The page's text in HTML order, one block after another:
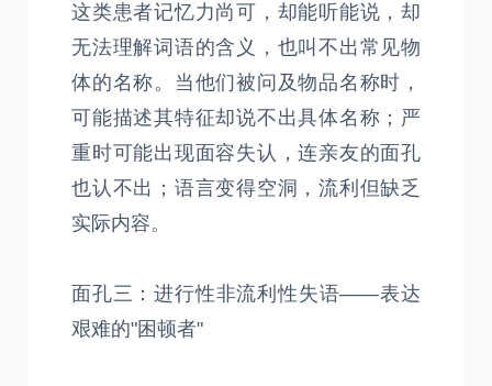
这类患者记忆力尚可，却能听能说，却
无法理解词语的含义，也叫不出常见物
体的名称。当他们被问及物品名称时，
可能描述其特征却说不出具体名称；严
重时可能出现面容失认，连亲友的面孔
也认不出；语言变得空洞，流利但缺乏
实际内容。
面孔三：进行性非流利性失语——表达
艰难的"困顿者"